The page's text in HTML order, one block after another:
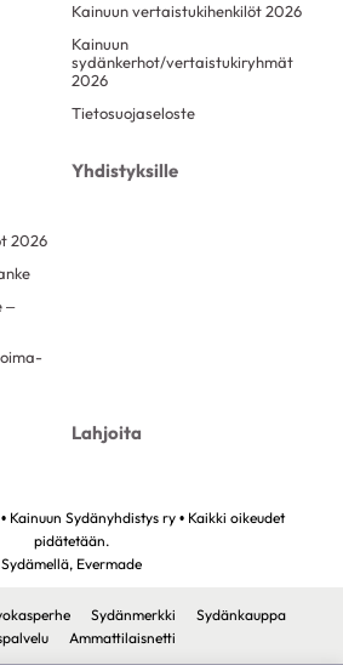
Kainuun vertaistukihenkilöt 2026
Kainuun
sydänkerhot/vertaistukiryhmät
2026
Tietosuojaseloste
2026
–
Yhdistyksille
Lahjoita
Kainuun Sydänyhdistys ry • Kaikki oikeudet
pidätetään.
Sydämellä, Evermade
Sydänmerkki
Sydänkauppa
Ammattilaisnetti